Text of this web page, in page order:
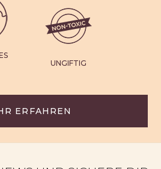
UNGIFTIG
ERFAHREN